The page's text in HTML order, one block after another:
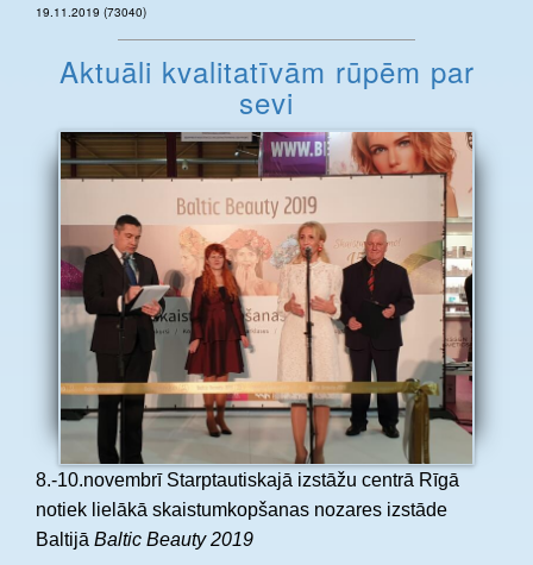
19.11.2019 (73040)
Aktuāli kvalitatīvām rūpēm par
sevi
8.-10.novembrī Starptautiskajā izstāžu centrā Rīgā
notiek lielākā skaistumkopšanas nozares izstāde
Baltijā Baltic Beauty 2019